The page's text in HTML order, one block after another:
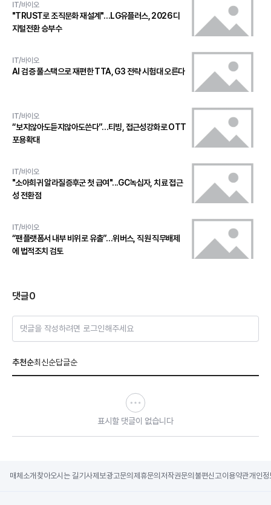
IT/바이오
"TRUST로 조직문화 재설계"…LG유플러스, 2026 디
지털전환 승부수
IT/바이오
AI 검증 풀스택으로 재편한 TTA, G3 전략 시험대 오른다
IT/바이오
“보지않아도듣지않아도쓴다”…티빙, 접근성강화로 OTT
포용확대
IT/바이오
"소아희귀 알라질증후군 첫 급여"...GC녹십자, 치료 접근
성 전환점
IT/바이오
“팬플랫폼서 내부 비위로 유출”…위버스, 직원 직무배제
에 법적조치 검토
댓글0
댓글을 작성하려면 로그인해주세요
추천순최신순답글순
표시할 댓글이 없습니다
매체소개 찾아오시는 길기사제보광고문의 제휴문의 저작권문의 불편신고이용약관개인정